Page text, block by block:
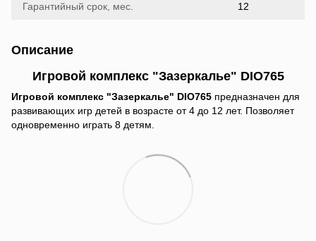
Гарантийный срок, мес. 12
Описание
Игровой комплекс "Зазеркалье" DIO765
Игровой комплекс "Зазеркалье" DIO765 предназначен для
развивающих игр детей в возрасте от 4 до 12 лет. Позволяет
одновременно играть 8 детям.